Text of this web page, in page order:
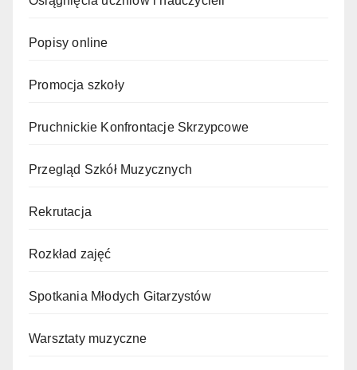
Popisy online
Promocja szkoły
Pruchnickie Konfrontacje Skrzypcowe
Przegląd Szkół Muzycznych
Rekrutacja
Rozkład zajęć
Spotkania Młodych Gitarzystów
Warsztaty muzyczne